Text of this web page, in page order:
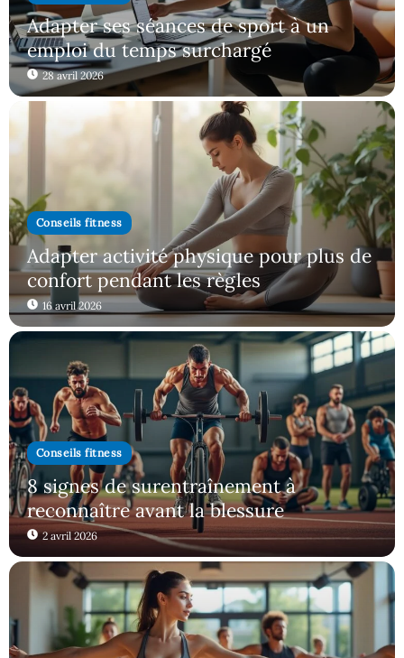
Adapter ses séances de sport à un
emploi du temps surchargé
28 avril 2026
Conseils fitness
Adapter activité physique pour plus de
confort pendant les règles
16 avril 2026
Conseils fitness
8 signes de surentraînement à
reconnaître avant la blessure
2 avril 2026